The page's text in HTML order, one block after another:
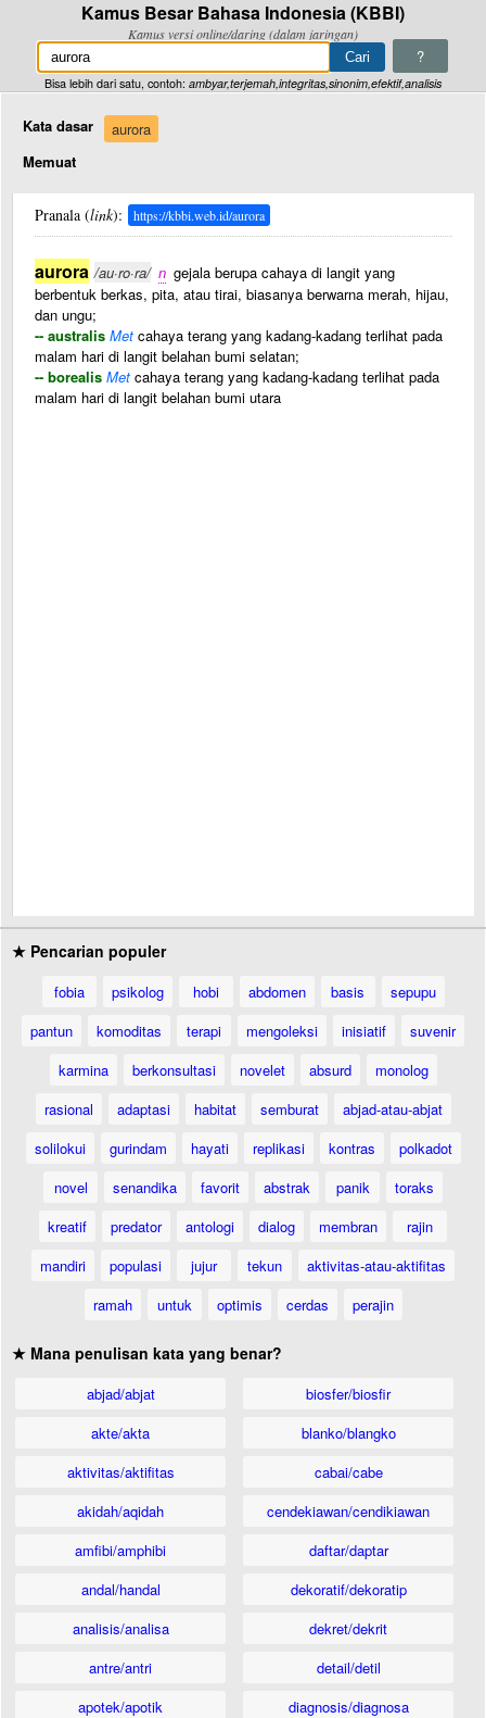
Kamus Besar Bahasa Indonesia (KBBI)
Kamus versi online/daring (dalam jaringan)
?
Bisa lebih dari satu, contoh: ambyar,terjemah,integritas,sinonim,efektif,analisis
Kata dasar
aurora
Memuat
Pranala (link): https://kbbi.web.id/aurora
aurora /au·ro·ra/ n gejala berupa cahaya di langit yang
berbentuk berkas, pita, atau tirai, biasanya berwarna merah, hijau,
dan ungu;
-- australis Met cahaya terang yang kadang-kadang terlihat pada
malam hari di langit belahan bumi selatan;
-- borealis Met cahaya terang yang kadang-kadang terlihat pada
malam hari di langit belahan bumi utara
★ Pencarian populer
fobia psikolog hobi abdomen basis
sepupu
pantun
komoditas terapi mengoleksi inisiatif
suvenir
karmina
berkonsultasi novelet absurd
monolog
rasional
adaptasi habitat semburat
abjad-atau-abjat
solilokui
gurindam hayati replikasi kontras
polkadot
novel
senandika favorit abstrak panik
toraks
kreatif
predator antologi dialog membran
rajin
mandiri
populasi jujur tekun
aktivitas-atau-aktifitas
ramah
untuk optimis cerdas perajin
★ Mana penulisan kata yang benar?
abjad/abjat
akte/akta
aktivitas/aktifitas
akidah/aqidah
amfibi/amphibi
andal/handal
analisis/analisa
antre/antri
apotek/apotik
biosfer/biosfir
blanko/blangko
cabai/cabe
cendekiawan/cendikiawan
daftar/daptar
dekoratif/dekoratip
dekret/dekrit
detail/detil
diagnosis/diagnosa